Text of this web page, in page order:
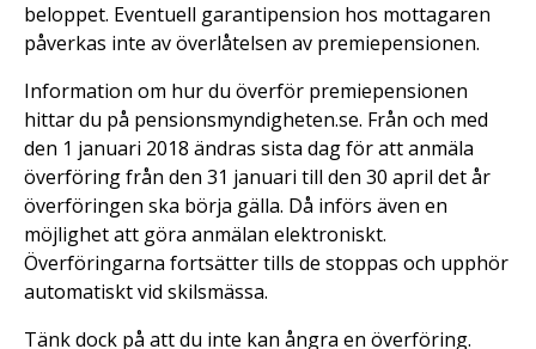
beloppet. Eventuell garantipension hos mottagaren
påverkas inte av överlåtelsen av premiepensionen.
Information om hur du överför premiepensionen
hittar du på pensionsmyndigheten.se. Från och med
den 1 januari 2018 ändras sista dag för att anmäla
överföring från den 31 januari till den 30 april det år
överföringen ska börja gälla. Då införs även en
möjlighet att göra anmälan elektroniskt.
Överföringarna fortsätter tills de stoppas och upphör
automatiskt vid skilsmässa.
Tänk dock på att du inte kan ångra en överföring.